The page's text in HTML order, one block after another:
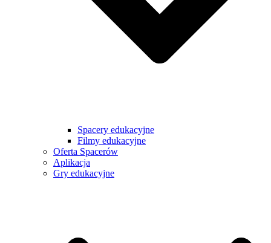
Spacery edukacyjne
Filmy edukacyjne
Oferta Spacerów
Aplikacja
Gry edukacyjne